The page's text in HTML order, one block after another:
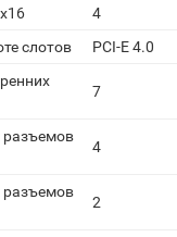
4
слотов
PCI-E 4.0
7
разъемов
4
разъемов
2